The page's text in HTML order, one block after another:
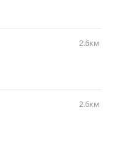
2.6км
2.6км